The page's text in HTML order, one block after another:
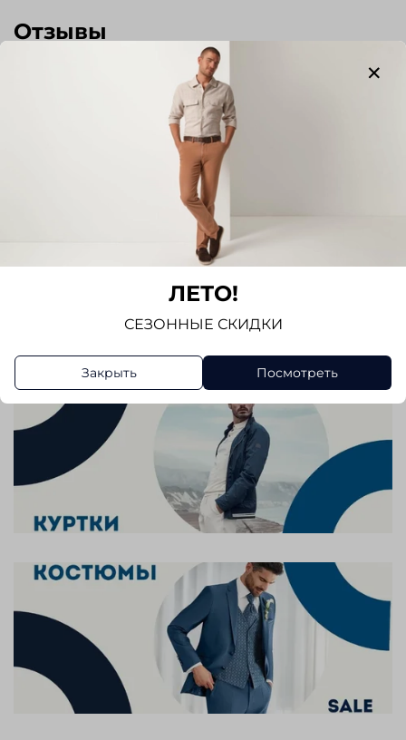
Отзывы
Отзывов еще никто не оставлял
ЛЕТО!
СЕЗОННЫЕ СКИДКИ
Закрыть Посмотреть